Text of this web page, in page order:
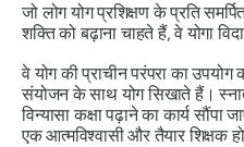
जो लोग योग प्रशिक्षण के प्रति
शक्ति को बढ़ाना चाहते हैं, वे योगा
वे योग की प्राचीन परंपरा का
संयोजन के साथ योग सिखाते हैं।
विन्यासा कक्षा पढ़ाने का कार्य सौंपा
एक आत्मविश्वासी और तैयार शिक्षक